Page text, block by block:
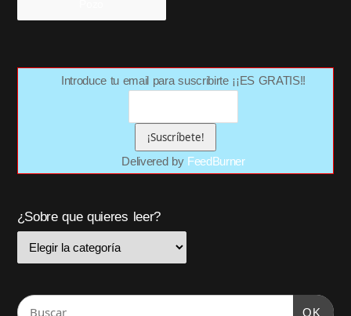
Introduce tu email para suscribirte ¡¡ES GRATIS!!
Delivered by FeedBurner
¿Sobre que quieres leer?
OK